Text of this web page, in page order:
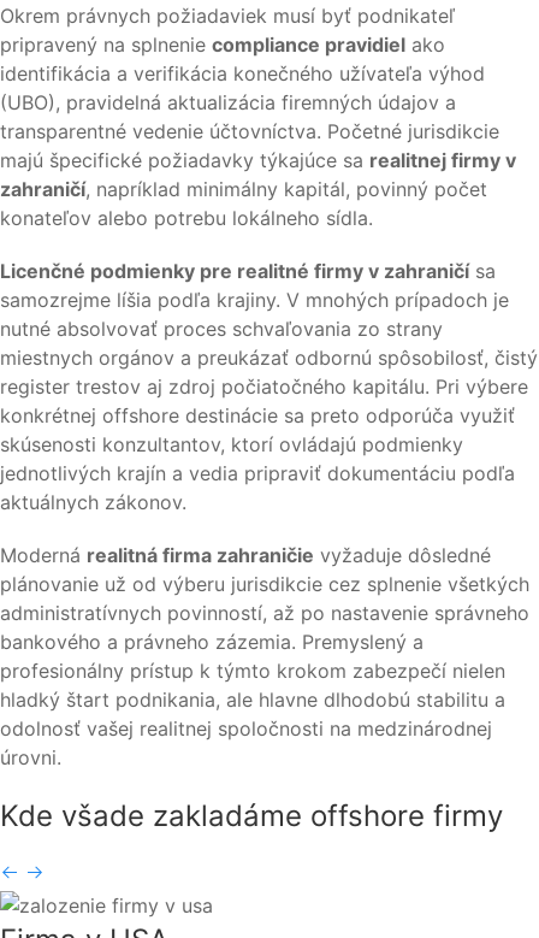
Okrem právnych požiadaviek musí byť podnikateľ
pripravený na splnenie compliance pravidiel ako
identifikácia a verifikácia konečného užívateľa výhod
(UBO), pravidelná aktualizácia firemných údajov a
transparentné vedenie účtovníctva. Početné jurisdikcie
majú špecifické požiadavky týkajúce sa realitnej firmy v
zahraničí, napríklad minimálny kapitál, povinný počet
konateľov alebo potrebu lokálneho sídla.
Licenčné podmienky pre realitné firmy v zahraničísa
samozrejme líšia podľa krajiny. V mnohých prípadoch je
nutné absolvovať proces schvaľovania zo strany
miestnych orgánov a preukázať odbornú spôsobilosť, čistý
register trestov aj zdroj počiatočného kapitálu. Pri výbere
konkrétnej offshore destinácie sa preto odporúča využiť
skúsenosti konzultantov, ktorí ovládajú podmienky
jednotlivých krajín a vedia pripraviť dokumentáciu podľa
aktuálnych zákonov.
Moderná realitná firma zahraničie vyžaduje dôsledné
plánovanie už od výberu jurisdikcie cez splnenie všetkých
administratívnych povinností, až po nastavenie správneho
bankového a právneho zázemia. Premyslený a
profesionálny prístup k týmto krokom zabezpečí nielen
hladký štart podnikania, ale hlavne dlhodobú stabilitu a
odolnosť vašej realitnej spoločnosti na medzinárodnej
úrovni.
Kde všade zakladáme offshore firmy